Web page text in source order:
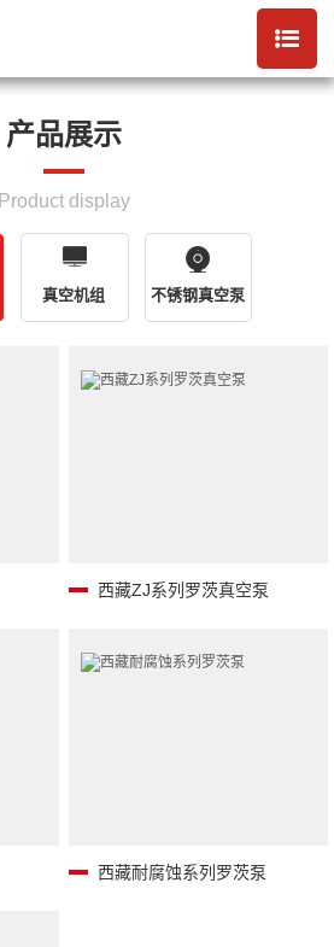
产品展示
Product display
真空机组 不锈钢真空泵
西藏ZJ系列罗茨真空泵
西藏耐腐蚀系列罗茨泵